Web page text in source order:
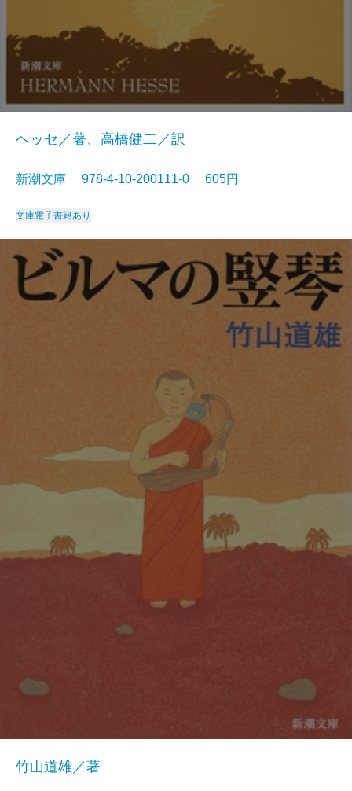
ヘッセ／著、高橋健二／訳
新潮文庫 978-4-10-200111-0 605円
文庫電子書籍あり
竹山道雄／著